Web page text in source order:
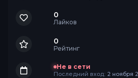
0
Лайков
0
Рейтинг
Не в сети
Последний вход: 2 ноября